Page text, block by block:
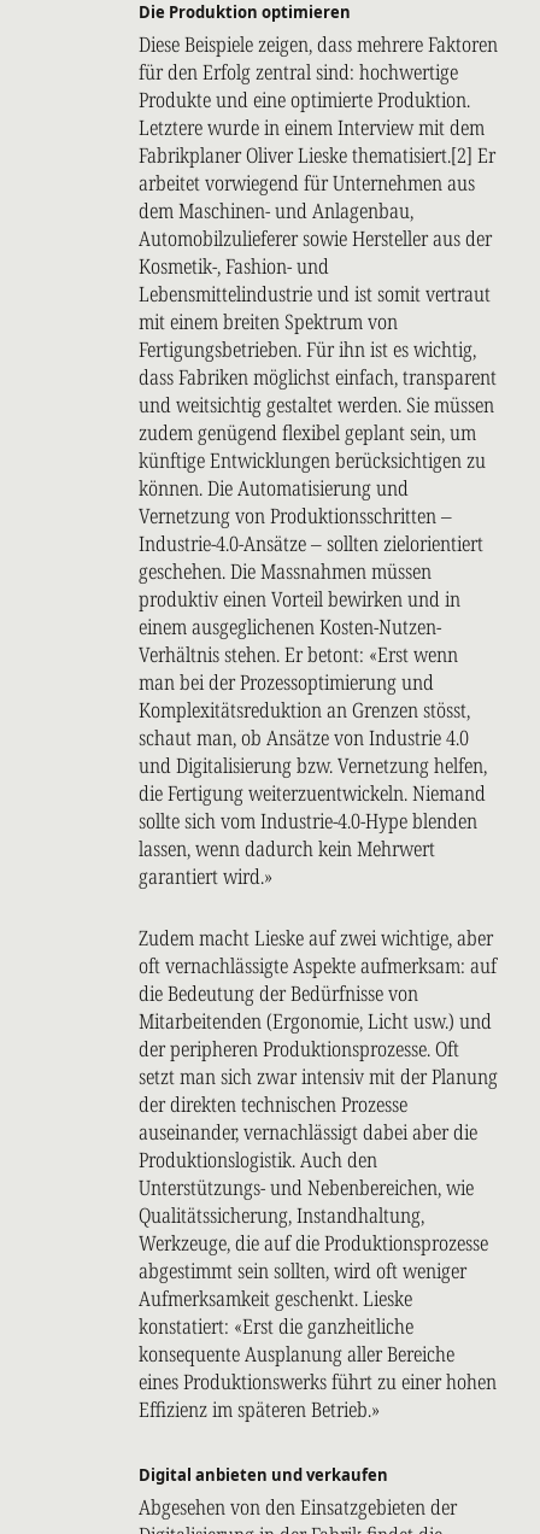
Die Produktion optimieren
Diese Beispiele zeigen, dass mehrere Faktoren
für den Erfolg zentral sind: hochwertige
Produkte und eine optimierte Produktion.
Letztere wurde in einem Interview mit dem
Fabrikplaner Oliver Lieske thematisiert.[2] Er
arbeitet vorwiegend für Unternehmen aus
dem Maschinen- und Anlagenbau,
Automobilzulieferer sowie Hersteller aus der
Kosmetik-, Fashion- und
Lebensmittelindustrie und ist somit vertraut
mit einem breiten Spektrum von
Fertigungsbetrieben. Für ihn ist es wichtig,
dass Fabriken möglichst einfach, transparent
und weitsichtig gestaltet werden. Sie müssen
zudem genügend flexibel geplant sein, um
künftige Entwicklungen berücksichtigen zu
können. Die Automatisierung und
Vernetzung von Produktionsschritten –
Industrie-4.0-Ansätze – sollten zielorientiert
geschehen. Die Massnahmen müssen
produktiv einen Vorteil bewirken und in
einem ausgeglichenen Kosten-Nutzen-
Verhältnis stehen. Er betont: «Erst wenn
man bei der Prozessoptimierung und
Komplexitätsreduktion an Grenzen stösst,
schaut man, ob Ansätze von Industrie 4.0
und Digitalisierung bzw. Vernetzung helfen,
die Fertigung weiterzuentwickeln. Niemand
sollte sich vom Industrie-4.0-Hype blenden
lassen, wenn dadurch kein Mehrwert
garantiert wird.»
Zudem macht Lieske auf zwei wichtige, aber
oft vernachlässigte Aspekte aufmerksam: auf
die Bedeutung der Bedürfnisse von
Mitarbeitenden (Ergonomie, Licht usw.) und
der peripheren Produktionsprozesse. Oft
setzt man sich zwar intensiv mit der Planung
der direkten technischen Prozesse
auseinander, vernachlässigt dabei aber die
Produktionslogistik. Auch den
Unterstützungs- und Nebenbereichen, wie
Qualitätssicherung, Instandhaltung,
Werkzeuge, die auf die Produktionsprozesse
abgestimmt sein sollten, wird oft weniger
Aufmerksamkeit geschenkt. Lieske
konstatiert: «Erst die ganzheitliche
konsequente Ausplanung aller Bereiche
eines Produktionswerks führt zu einer hohen
Effizienz im späteren Betrieb.»
Digital anbieten und verkaufen
Abgesehen von den Einsatzgebieten der